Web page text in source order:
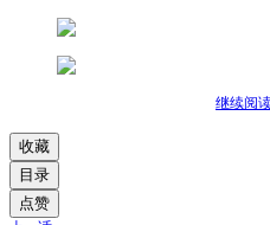
继续阅
收藏
目录
点赞